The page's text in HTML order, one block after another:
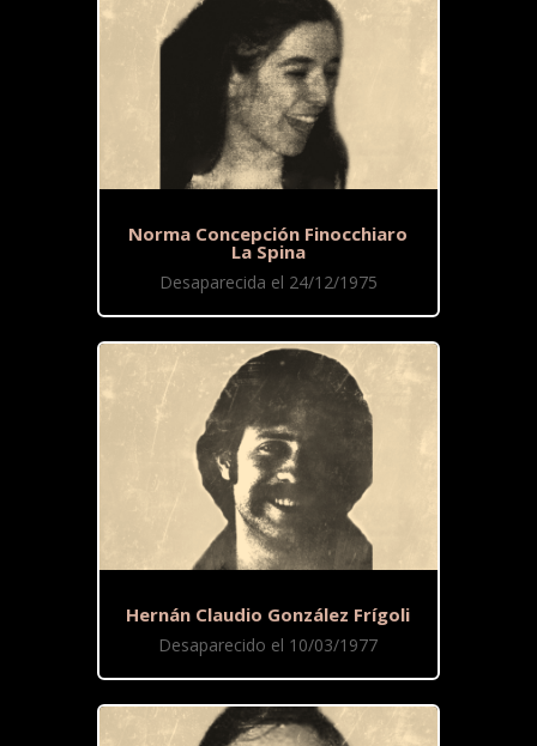
Norma Concepción Finocchiaro
La Spina
Desaparecida el 24/12/1975
Hernán Claudio González Frígoli
Desaparecido el 10/03/1977